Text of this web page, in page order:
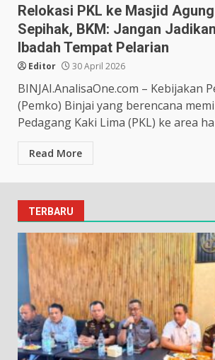
Relokasi PKL ke Masjid
Sepihak, BKM: Jangan
Ibadah Tempat Pelarian
Editor 30 April 2026
BINJAI.AnalisaOne.com – Kebijakan
(Pemko) Binjai yang berencana
Pedagang Kaki Lima (PKL) ke area
Read More
TERBARU